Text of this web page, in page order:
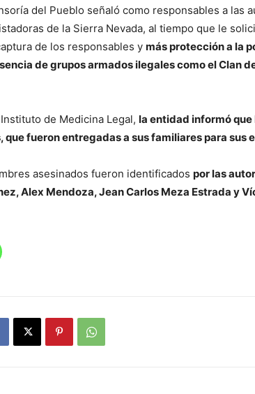
del Pueblo señaló como responsables a las
de la Sierra Nevada, al tiempo que le
de los responsables y más protección a la
de grupos armados ilegales como el Clan
de Medicina Legal, la entidad informó
que fueron entregadas a sus familiares para sus
asesinados fueron identificados por las
Alex Mendoza, Jean Carlos Meza Estrada y